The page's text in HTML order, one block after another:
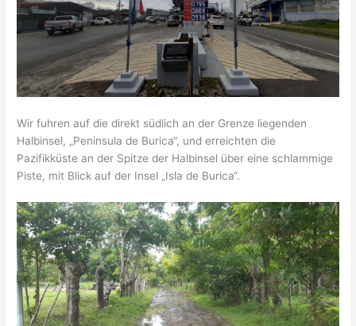
Wir fuhren auf die direkt südlich an der Grenze liegenden
Halbinsel, „Peninsula de Burica“, und erreichten die
Pazifikküste an der Spitze der Halbinsel über eine schlammige
Piste, mit Blick auf der Insel „Isla de Burica“.